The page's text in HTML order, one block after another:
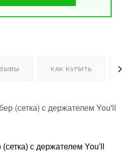
КАК КУПИТЬ
(сетка) с держателем You'll
с держателем You'll